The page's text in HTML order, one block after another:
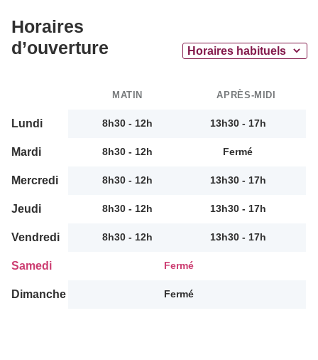
Horaires
d’ouverture
MATIN APRÈS-MIDI
Lundi 8h30 - 12h 13h30 - 17h
Mardi 8h30 - 12h Fermé
Mercredi 8h30 - 12h 13h30 - 17h
Jeudi 8h30 - 12h 13h30 - 17h
Vendredi 8h30 - 12h 13h30 - 17h
Samedi Fermé
Dimanche Fermé